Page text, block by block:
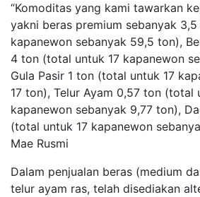
“Komoditas yang kami tawarkan
yakni beras premium sebanyak
kapanewon sebanyak 59,5 ton),
4 ton (total untuk 17 kapanewon
Gula Pasir 1 ton (total untuk 17
17 ton), Telur Ayam 0,57 ton (total
kapanewon sebanyak 9,77 ton),
(total untuk 17 kapanewon
Mae Rusmi
Dalam penjualan beras (medium
telur ayam ras, telah disediakan